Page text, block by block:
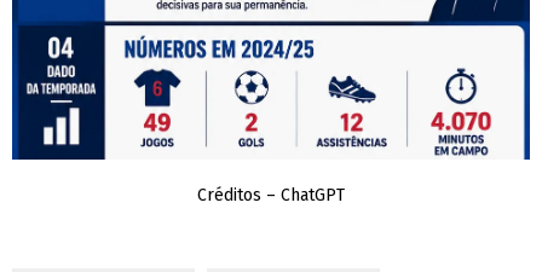
Créditos – ChatGPT